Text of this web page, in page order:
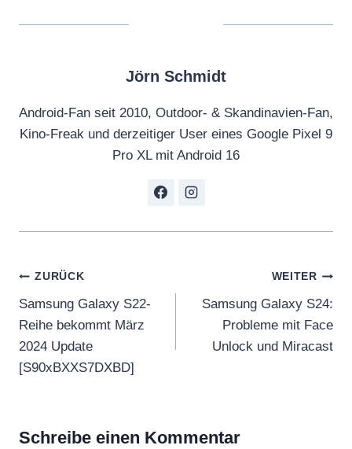
Jörn Schmidt
Android-Fan seit 2010, Outdoor- & Skandinavien-Fan,
Kino-Freak und derzeitiger User eines Google Pixel 9
Pro XL mit Android 16
Beitragsnavigation
ZURÜCK
Samsung Galaxy S22-
Reihe bekommt März
2024 Update
[S90xBXXS7DXBD]
WEITER
Samsung Galaxy S24:
Probleme mit Face
Unlock und Miracast
Schreibe einen Kommentar